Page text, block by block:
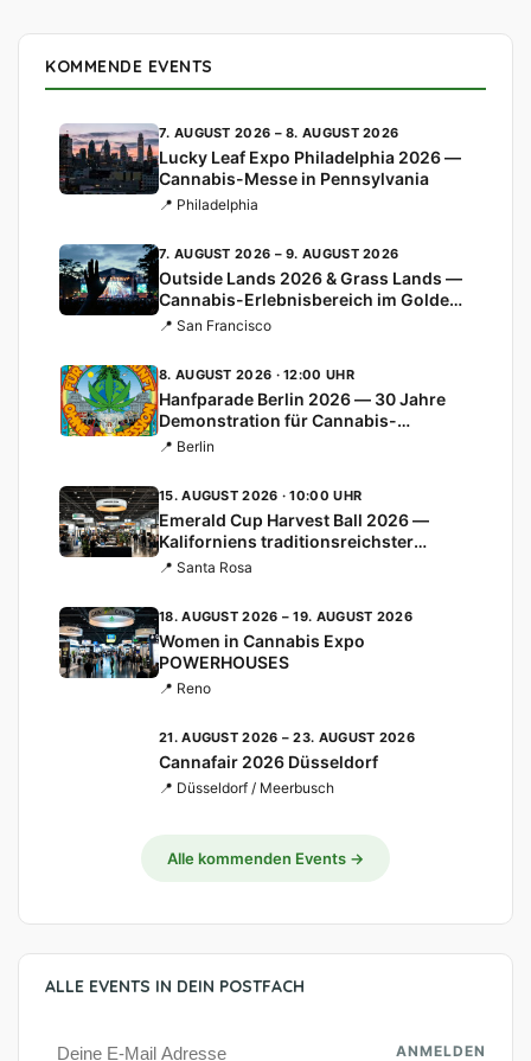
KOMMENDE EVENTS
7. AUGUST 2026 – 8. AUGUST 2026
Lucky Leaf Expo Philadelphia 2026 —
Cannabis-Messe in Pennsylvania
📍 Philadelphia
7. AUGUST 2026 – 9. AUGUST 2026
Outside Lands 2026 & Grass Lands —
Cannabis-Erlebnisbereich im Golden
Gate Park
📍 San Francisco
8. AUGUST 2026 · 12:00 UHR
Hanfparade Berlin 2026 — 30 Jahre
Demonstration für Cannabis-
Legalisierung
📍 Berlin
15. AUGUST 2026 · 10:00 UHR
Emerald Cup Harvest Ball 2026 —
Kaliforniens traditionsreichster
Cannabis-Cup
📍 Santa Rosa
18. AUGUST 2026 – 19. AUGUST 2026
Women in Cannabis Expo
POWERHOUSES
📍 Reno
21. AUGUST 2026 – 23. AUGUST 2026
Cannafair 2026 Düsseldorf
📍 Düsseldorf / Meerbusch
Alle kommenden Events →
ALLE EVENTS IN DEIN POSTFACH